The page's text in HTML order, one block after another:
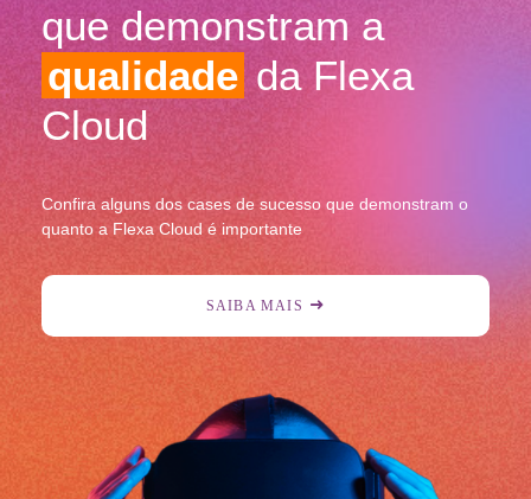
que demonstram a
qualidadeda Flexa
Cloud
Confira alguns dos cases de sucesso que demonstram o
quanto a Flexa Cloud é importante
SAIBA MAIS